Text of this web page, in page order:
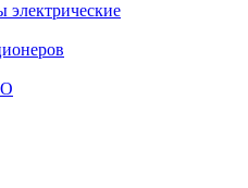
электрические